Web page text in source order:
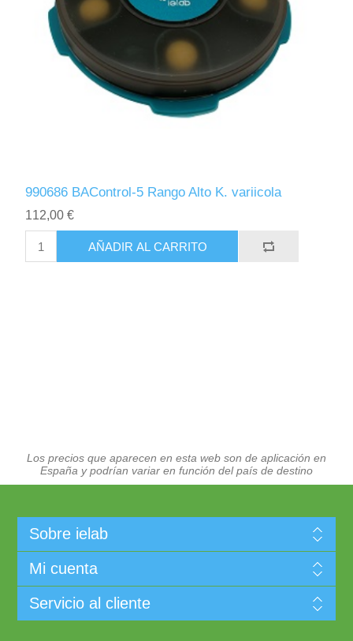
990686 BAControl-5 Rango Alto K. variicola
112,00 €
AÑADIR AL CARRITO
Los precios que aparecen en esta web son de aplicación en
España y podrían variar en función del país de destino
Sobre ielab
Mi cuenta
Servicio al cliente